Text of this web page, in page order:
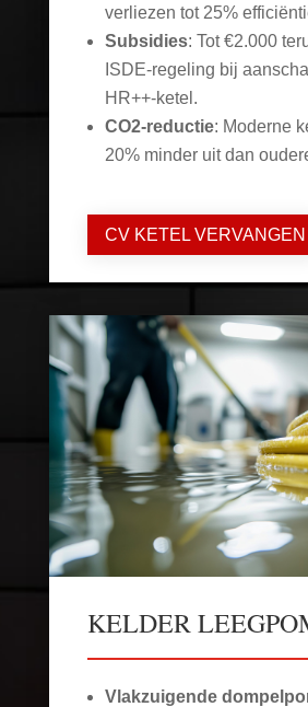
verliezen tot 25%
Subsidies: Tot €2.000
ISDE-regeling bij
HR++-ketel.
CO2-reductie: Moderne
20% minder uit dan
CV KETEL VERVANGEN
KELDER
Vlakzuigende